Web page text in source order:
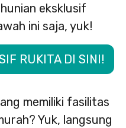
eksklusif
ini saja, yuk!
RUKITA DI SINI!
memiliki fasilitas
Yuk, langsung